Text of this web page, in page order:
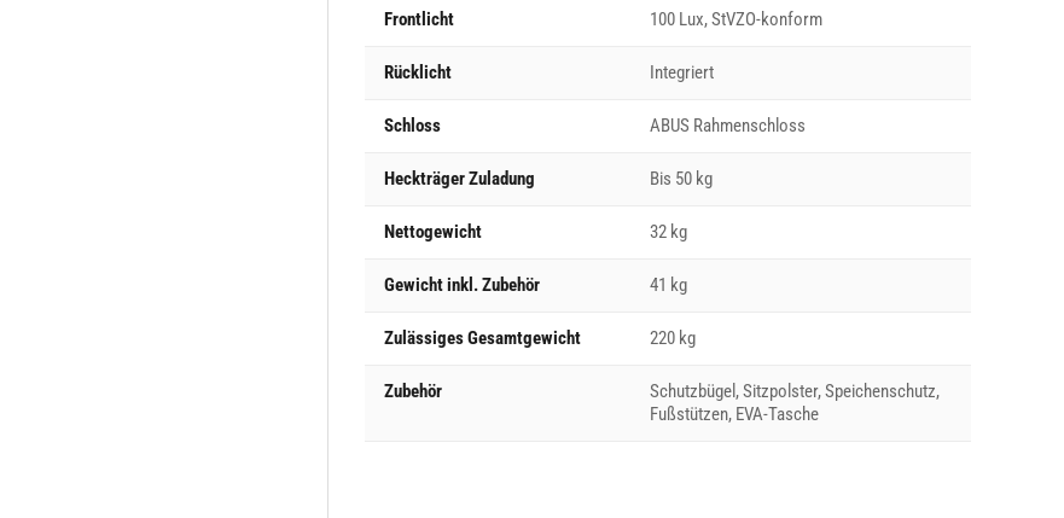
Frontlicht 100 Lux, StVZO-konform
Rücklicht Integriert
Schloss ABUS Rahmenschloss
Heckträger Zuladung Bis 50 kg
Nettogewicht 32 kg
Gewicht inkl. Zubehör 41 kg
Zulässiges Gesamtgewicht 220 kg
Zubehör
Schutzbügel, Sitzpolster, Speichenschutz,
Fußstützen, EVA-Tasche